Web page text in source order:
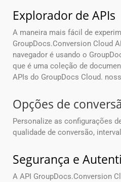
Explorador de APIs
A maneira mais fácil de
GroupDocs.Conversion Cloud
navegador é usando o
que é uma coleção de
APIs do GroupDocs Cloud.
Opções de
Personalize as configurações
qualidade de conversão,
Segurança e
A API GroupDocs.Conversion